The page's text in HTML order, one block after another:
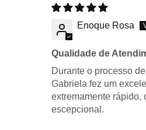
Enoque Rosa
Qualidade de
Durante o processo
Gabriela fez um
extremamente rápido,
escepcional.